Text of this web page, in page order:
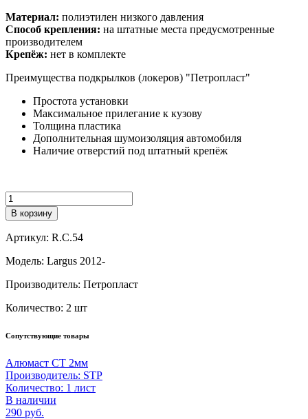
Материал: полиэтилен низкого давления
Способ крепления: на штатные места предусмотренные
производителем
Крепёж: нет в комплекте
Преимущества подкрылков (локеров) "Петропласт"
Простота установки
Максимальное прилегание к кузову
Толщина пластика
Дополнительная шумоизоляция автомобиля
Наличие отверстий под штатный крепёж
Количество
В корзину
Артикул: R.C.54
Модель: Largus 2012-
Производитель: Петропласт
Количество: 2 шт
Сопутствующие товары
Алюмаст СТ 2мм
Производитель: STP
Количество: 1 лист
В наличии
290 руб.